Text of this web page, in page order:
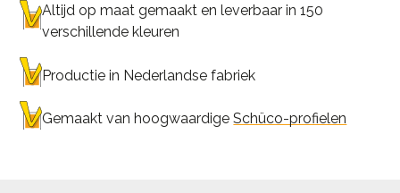
Altijd op maat gemaakt en leverbaar in 150
verschillende kleuren
Productie in Nederlandse fabriek
Gemaakt van hoogwaardigeSchüco-profielen